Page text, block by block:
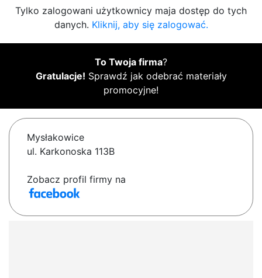
Tylko zalogowani użytkownicy maja dostęp do tych
danych. Kliknij, aby się zalogować.
To Twoja firma?
Gratulacje! Sprawdź jak odebrać materiały
promocyjne!
Mysłakowice
ul. Karkonoska 113B
Zobacz profil firmy na